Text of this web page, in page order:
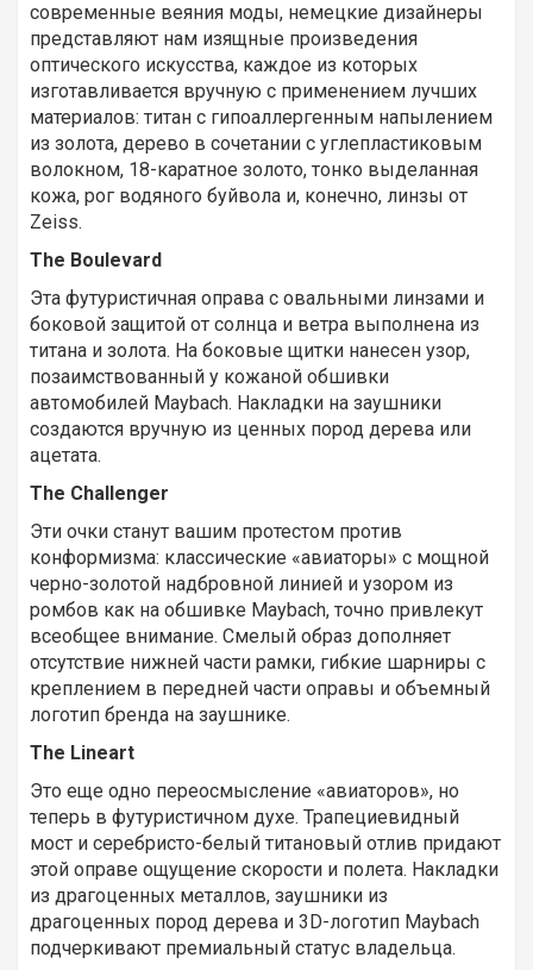
современные веяния моды, немецкие дизайнеры
представляют нам изящные произведения
оптического искусства, каждое из которых
изготавливается вручную с применением лучших
материалов: титан с гипоаллергенным напылением
из золота, дерево в сочетании с углепластиковым
волокном, 18-каратное золото, тонко выделанная
кожа, рог водяного буйвола и, конечно, линзы от
Zeiss.
The Boulevard
Эта футуристичная оправа с овальными линзами и
боковой защитой от солнца и ветра выполнена из
титана и золота. На боковые щитки нанесен узор,
позаимствованный у кожаной обшивки
автомобилей Maybach. Накладки на заушники
создаются вручную из ценных пород дерева или
ацетата.
The Challenger
Эти очки станут вашим протестом против
конформизма: классические «авиаторы» с мощной
черно-золотой надбровной линией и узором из
ромбов как на обшивке Maybach, точно привлекут
всеобщее внимание. Смелый образ дополняет
отсутствие нижней части рамки, гибкие шарниры с
креплением в передней части оправы и объемный
логотип бренда на заушнике.
The Lineart
Это еще одно переосмысление «авиаторов», но
теперь в футуристичном духе. Трапециевидный
мост и серебристо-белый титановый отлив придают
этой оправе ощущение скорости и полета. Накладки
из драгоценных металлов, заушники из
драгоценных пород дерева и 3D-логотип Maybach
подчеркивают премиальный статус владельца.